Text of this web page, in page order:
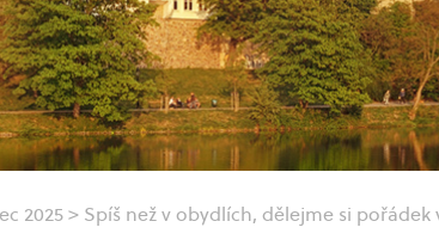
2025> Spíš než v obydlích, dělejme si